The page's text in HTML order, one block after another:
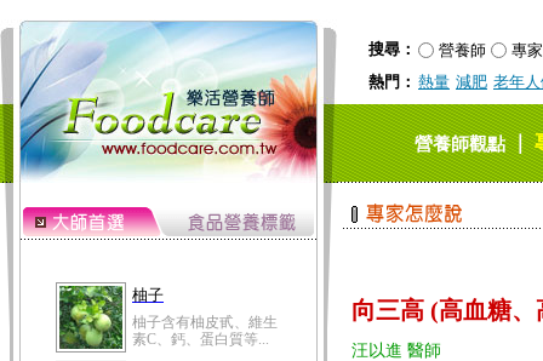
搜尋： 營養師
專家
熱門： 熱量 減肥 老年
營養師觀點｜
柚子
柚子含有柚皮甙、維生
素C、鈣、蛋白質等...
向三高 (高血糖
汪以進 醫師